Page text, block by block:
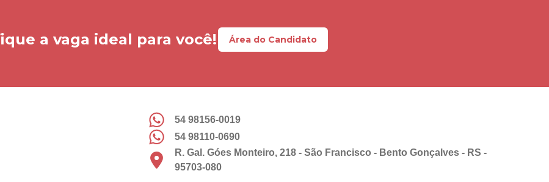
a vaga ideal para você! Área do Candidato
54 98156-0019
54 98110-0690
R. Gal. Góes Monteiro, 218 - São Francisco - Bento Gonçalves - RS -
95703-080